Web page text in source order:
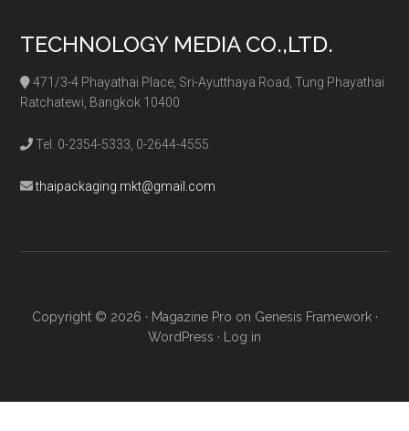
TECHNOLOGY MEDIA CO.,LTD.
471/3-4 Phayathai Place, Sri-Ayutthaya Road, Tung Phayathai
Ratchatewi, Bangkok 10400
Tel. 0-2354-5333, 0-2644-4555
thaipackaging.mkt@gmail.com
Copyright © 2026 · Magazine Pro on Genesis Framework·
WordPress · Log in